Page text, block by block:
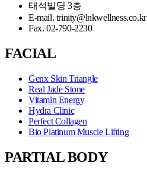
태석빌딩 3층
E-mail. trinity@lnkwellness.co.kr
Fax. 02-790-2230
FACIAL
Genx Skin Triangle
Real Jade Stone
Vitamin Energy
Hydra Clinic
Perfect Collagen
Bio Platinum Muscle Lifting
PARTIAL BODY